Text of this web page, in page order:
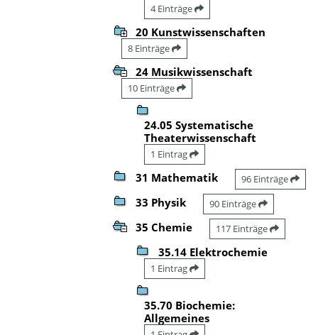
4 Einträge
20 Kunstwissenschaften
8 Einträge
24 Musikwissenschaft
10 Einträge
24.05 Systematische
Theaterwissenschaft
1 Eintrag
31 Mathematik 96 Einträge
33 Physik 90 Einträge
35 Chemie 117 Einträge
35.14 Elektrochemie
1 Eintrag
35.70 Biochemie:
Allgemeines